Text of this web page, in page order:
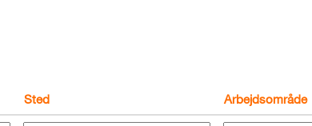
Sted Arbejdsområde